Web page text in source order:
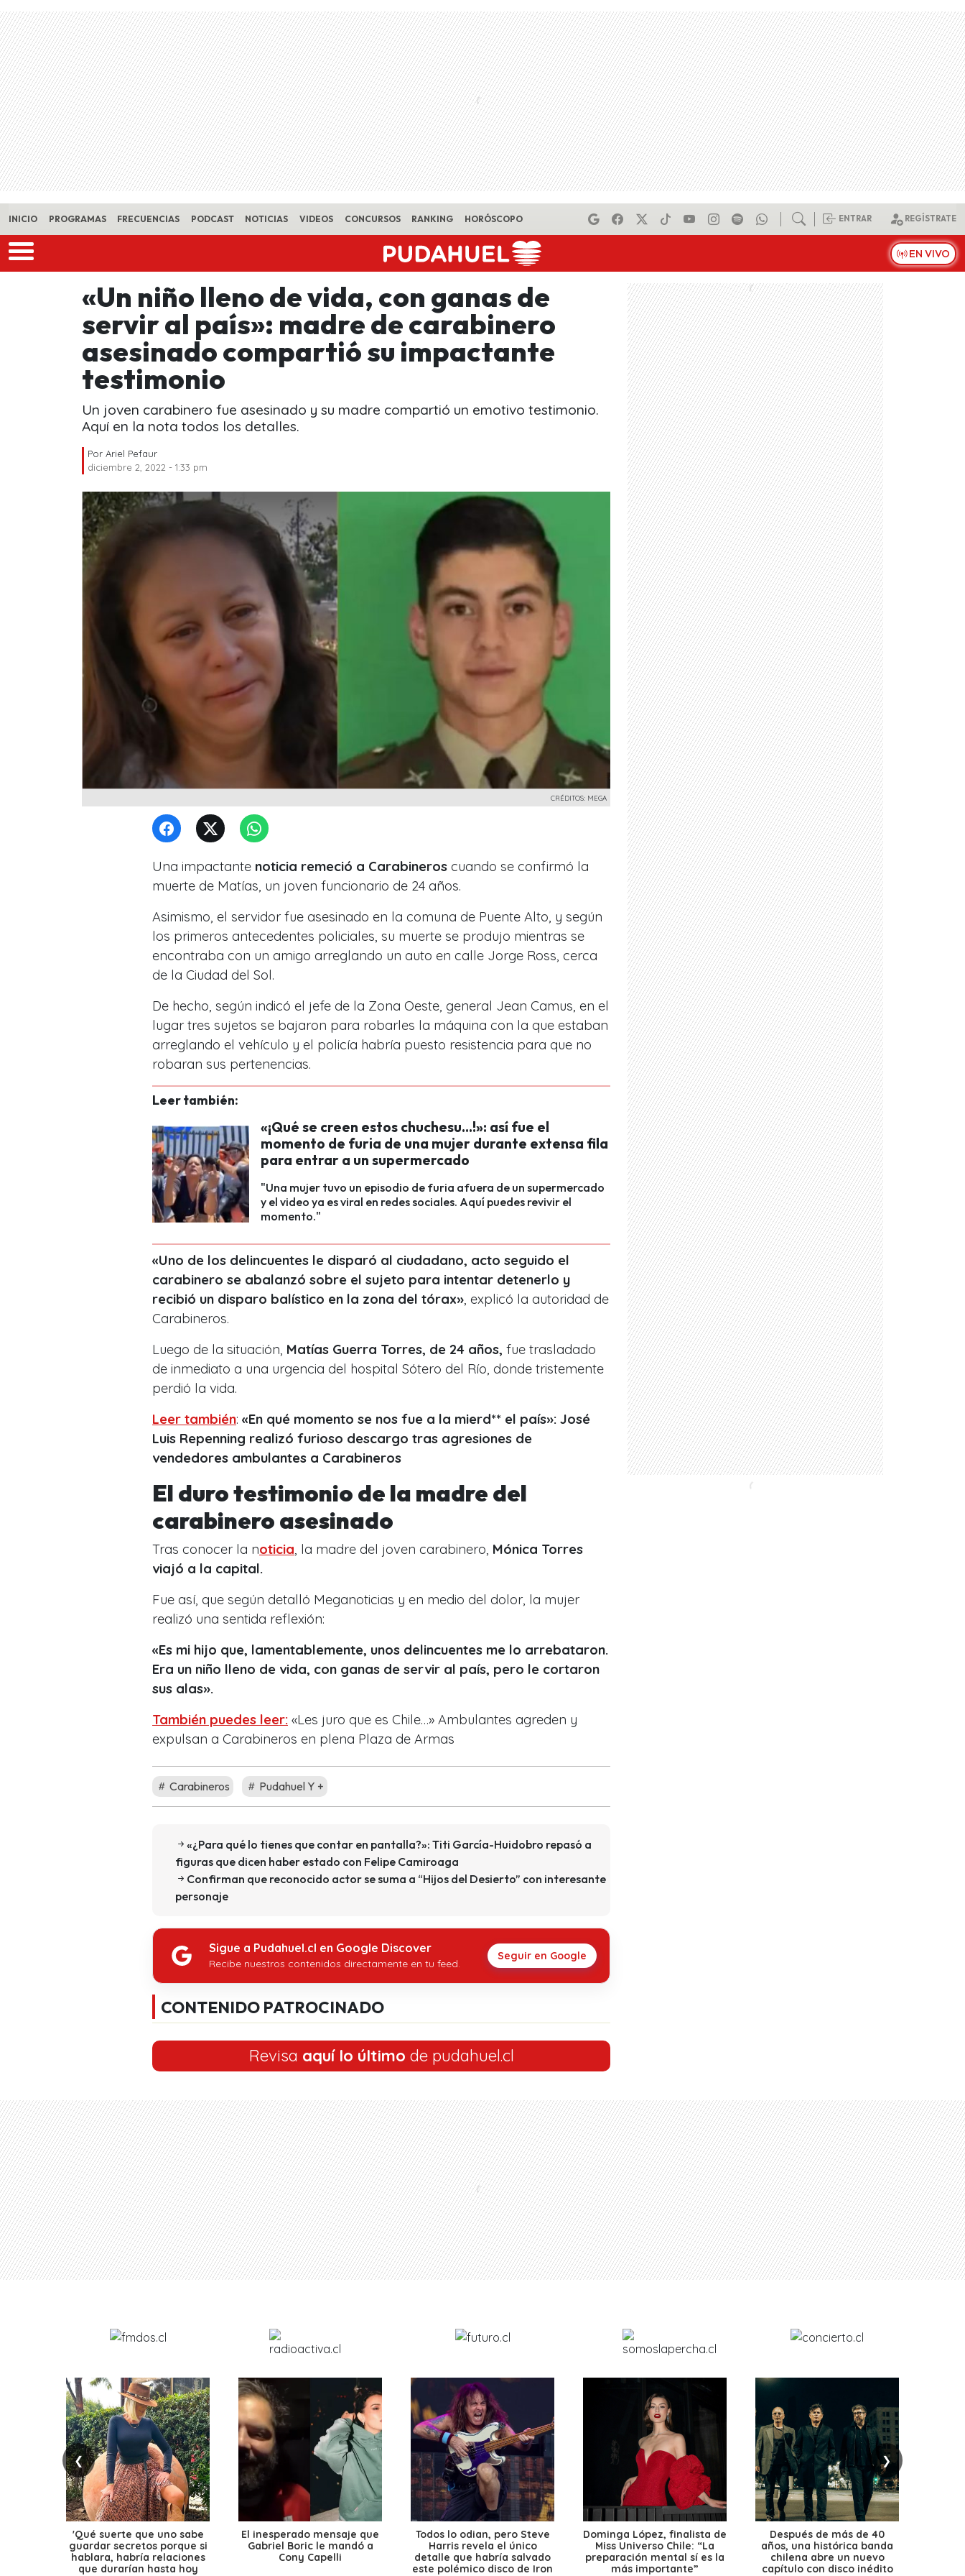
Skip to main content
INICIO PROGRAMAS FRECUENCIAS PODCAST NOTICIAS VIDEOS CONCURSOS RANKING HORÓSCOPO ENTRAR REGÍSTRATE
EN VIVO
«Un niño lleno de vida, con ganas de
servir al país»: madre de carabinero
asesinado compartió su impactante
testimonio
Un joven carabinero fue asesinado y su madre compartió un emotivo testimonio.
Aquí en la nota todos los detalles.
Por Ariel Pefaur
diciembre 2, 2022 - 1:33 pm
CRÉDITOS: MEGA
Una impactante noticia remeció a Carabineros cuando se confirmó la
muerte de Matías, un joven funcionario de 24 años.
Asimismo, el servidor fue asesinado en la comuna de Puente Alto, y según
los primeros antecedentes policiales, su muerte se produjo mientras se
encontraba con un amigo arreglando un auto en calle Jorge Ross, cerca
de la Ciudad del Sol.
De hecho, según indicó el jefe de la Zona Oeste, general Jean Camus, en el
lugar tres sujetos se bajaron para robarles la máquina con la que estaban
arreglando el vehículo y el policía habría puesto resistencia para que no
robaran sus pertenencias.
Leer también:
«¡Qué se creen estos chuchesu…!»: así fue el
momento de furia de una mujer durante extensa fila
para entrar a un supermercado
"Una mujer tuvo un episodio de furia afuera de un supermercado
y el video ya es viral en redes sociales. Aquí puedes revivir el
momento."
«Uno de los delincuentes le disparó al ciudadano, acto seguido el
carabinero se abalanzó sobre el sujeto para intentar detenerlo y
recibió un disparo balístico en la zona del tórax», explicó la autoridad de
Carabineros.
Luego de la situación, Matías Guerra Torres, de 24 años, fue trasladado
de inmediato a una urgencia del hospital Sótero del Río, donde tristemente
perdió la vida.
Leer también: «En qué momento se nos fue a la mierd** el país»: José
Luis Repenning realizó furioso descargo tras agresiones de
vendedores ambulantes a Carabineros
El duro testimonio de la madre del
carabinero asesinado
Tras conocer la noticia, la madre del joven carabinero, Mónica Torres
viajó a la capital.
Fue así, que según detalló Meganoticias y en medio del dolor, la mujer
realizó una sentida reflexión:
«Es mi hijo que, lamentablemente, unos delincuentes me lo arrebataron.
Era un niño lleno de vida, con ganas de servir al país, pero le cortaron
sus alas».
También puedes leer: «Les juro que es Chile…» Ambulantes agreden y
expulsan a Carabineros en plena Plaza de Armas
Carabineros Pudahuel Y +
«¿Para qué lo tienes que contar en pantalla?»: Titi García-Huidobro repasó a
figuras que dicen haber estado con Felipe Camiroaga
Confirman que reconocido actor se suma a “Hijos del Desierto” con interesante
personaje
Sigue a Pudahuel.cl en Google Discover
Recibe nuestros contenidos directamente en tu feed.
Seguir en Google
CONTENIDO PATROCINADO
Revisa aquí lo último de pudahuel.cl
❮ ❯
'Qué suerte que uno sabe
guardar secretos porque si
hablara, habría relaciones
que durarían hasta hoy
El inesperado mensaje que
Gabriel Boric le mandó a
Cony Capelli
Todos lo odian, pero Steve
Harris revela el único
detalle que habría salvado
este polémico disco de Iron
Dominga López, finalista de
Miss Universo Chile: “La
preparación mental sí es la
más importante”
Después de más de 40
años, una histórica banda
chilena abre un nuevo
capítulo con disco inédito